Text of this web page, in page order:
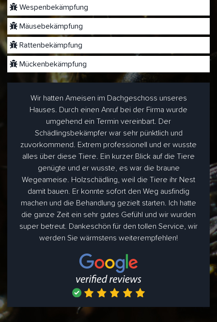
Wespenbekämpfung
Mäusebekämpfung
Rattenbekämpfung
Mückenbekämpfung
Wir hatten Ameisen im Dachgeschoss unseres
Hauses. Durch einen Anruf bei der Firma wurde
umgehend ein Termin vereinbart. Der
Schädlingsbekämpfer war sehr pünktlich und
zuvorkommend. Extrem professionell und er wusste
alles über diese Tiere. Ein kurzer Blick auf die Tiere
genügte und er wusste, es war die braune
Wegeameise. Holzschädling, weil die Tiere ihr Nest
damit bauen. Er konnte sofort den Weg ausfindig
machen und die Behandlung gezielt starten. Ich hatte
die ganze Zeit ein sehr gutes Gefühl und wir wurden
super betreut. Dankeschön für den tollen Service, wir
werden Sie wärmstens weiterempfehlen!